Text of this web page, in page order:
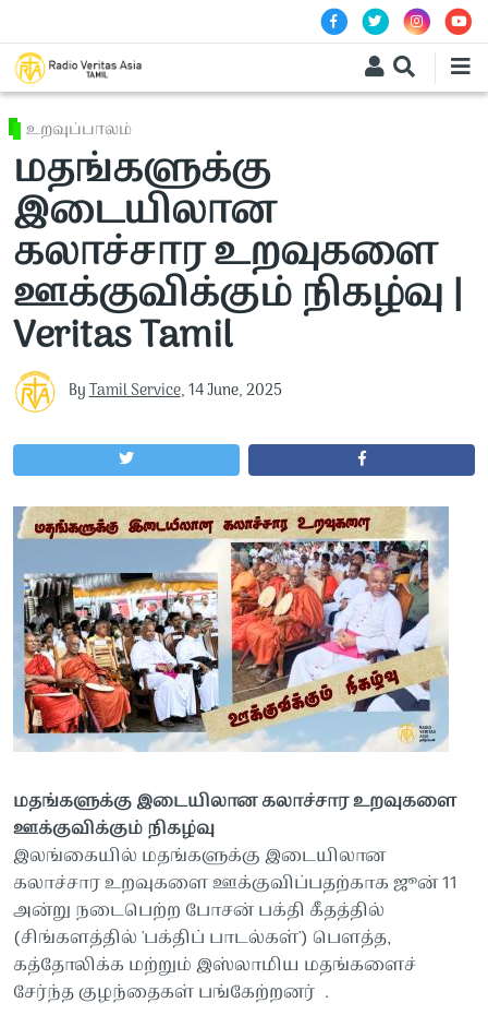
உறவுப்பாலம்
மதங்களுக்கு
இடையிலான
கலாச்சார உறவுகளை
ஊக்குவிக்கும் நிகழ்வு |
Veritas Tamil
ByTamil Service,14 June, 2025
மதங்களுக்கு இடையிலான கலாச்சார உறவுகளை
ஊக்குவிக்கும் நிகழ்வு
இலங்கையில் மதங்களுக்கு இடையிலான
கலாச்சார உறவுகளை ஊக்குவிப்பதற்காக ஜூன் 11
அன்று நடைபெற்ற போசன் பக்தி கீதத்தில்
(சிங்களத்தில் 'பக்திப் பாடல்கள்') பௌத்த,
கத்தோலிக்க மற்றும் இஸ்லாமிய மதங்களைச்
சேர்ந்த குழந்தைகள் பங்கேற்றனர் .